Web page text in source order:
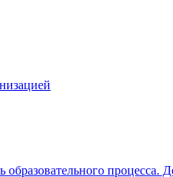
процесса.